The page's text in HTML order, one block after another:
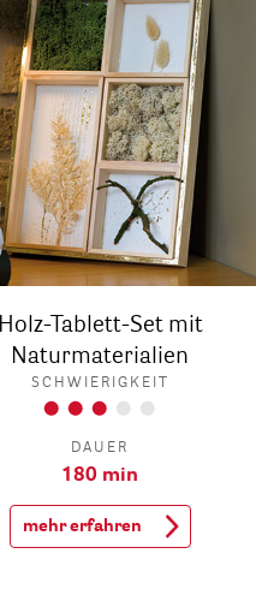
Holz-Tablett-Set mit
Naturmaterialien
SCHWIERIGKEIT
DAUER
180 min
mehr erfahren